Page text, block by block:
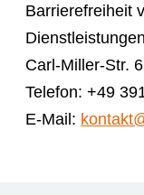
Barrierefreiheit
Dienstleistungen
Carl-Miller-Str.
Telefon: +49
E-Mail: